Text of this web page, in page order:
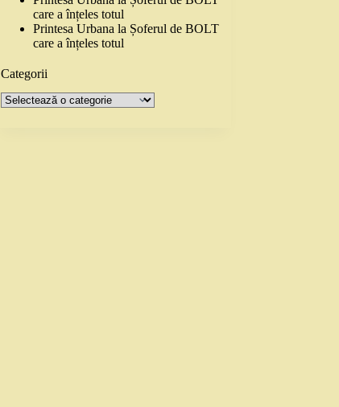
care a înțeles totul
Printesa Urbana la Șoferul de BOLT
care a înțeles totul
Categorii
Categorii